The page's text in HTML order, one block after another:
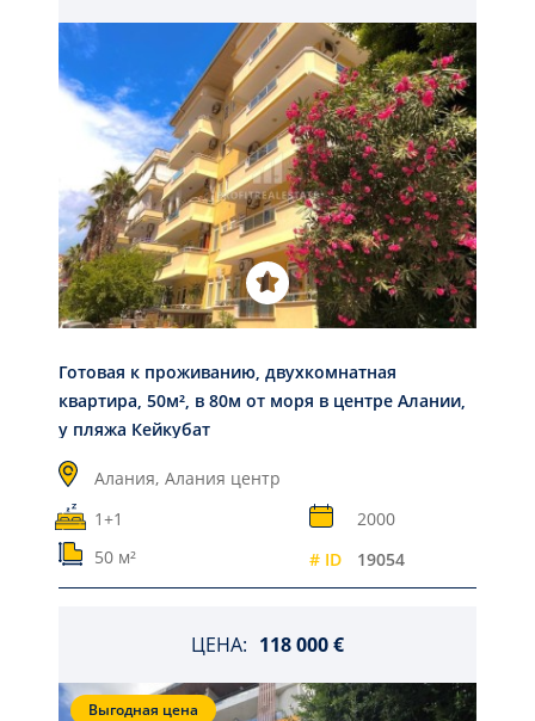
Готовая к проживанию, двухкомнатная
квартира, 50м², в 80м от моря в центре Алании,
у пляжа Кейкубат
Алания, Алания центр
1+1
2000
50 м²
# ID 19054
ЦЕНА: 118 000 €
Выгодная цена